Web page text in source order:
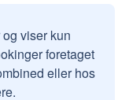
viser kun
foretaget
eller hos